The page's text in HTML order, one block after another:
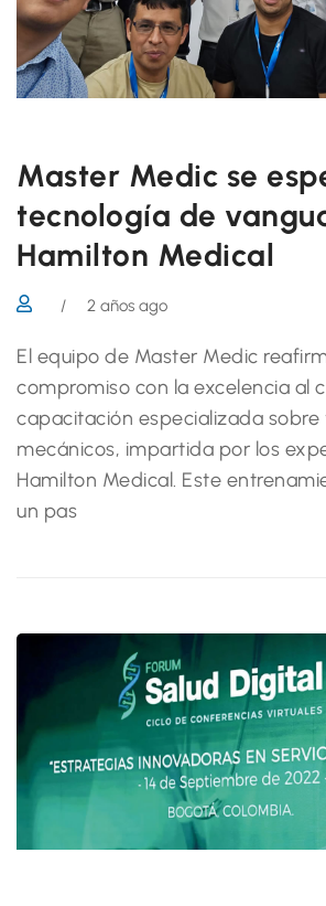
Master Medic se
tecnología de
Hamilton Medical
/ 2 años ago
El equipo de Master Medic
compromiso con la excelencia al
capacitación especializada sobre
mecánicos, impartida por los
Hamilton Medical. Este
un pas